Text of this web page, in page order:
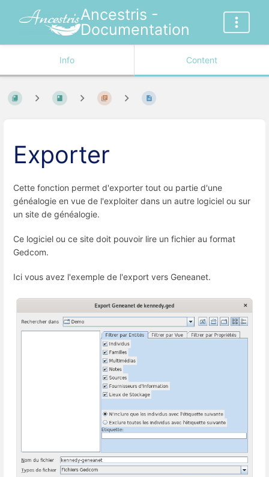
Ancestris -
Documentation
Info Content
Exporter
Cette fonction permet d'exporter tout ou partie d'une
généalogie en vue de l'exploiter dans un autre logiciel ou sur
un site de généalogie.
Ce logiciel ou ce site doit pouvoir lire un fichier au format
Gedcom.
Ici vous avez l'exemple de l'export vers Geneanet.